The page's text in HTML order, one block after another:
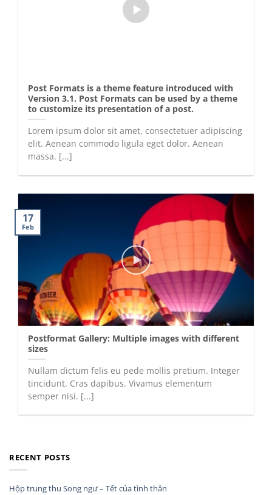
Post Formats is a theme feature introduced with
Version 3.1. Post Formats can be used by a theme
to customize its presentation of a post.
Lorem ipsum dolor sit amet, consectetuer adipiscing
elit. Aenean commodo ligula eget dolor. Aenean
massa. [...]
Postformat Gallery: Multiple images with different
sizes
Nullam dictum felis eu pede mollis pretium. Integer
tincidunt. Cras dapibus. Vivamus elementum
semper nisi. [...]
17
Feb
RECENT POSTS
Hộp trung thu Song ngư – Tết của tình thân